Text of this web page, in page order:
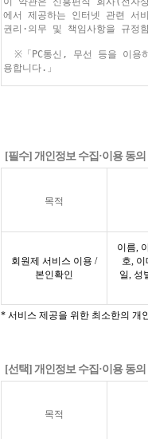
[필수] 개인정보 수집·이용 동의
목적
회원제 서비스 이용 /
본인확인
이름,
호, 이
일, 성
* 서비스 제공을 위한 최소한의 개
[선택] 개인정보 수집·이용 동의
목적